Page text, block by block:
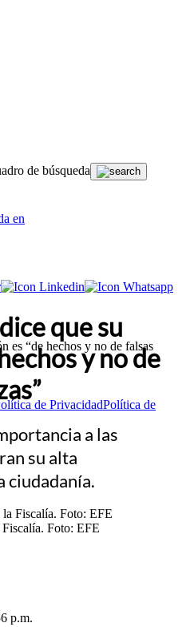
de búsqueda
es “de hechos y no de falsas
de PrivacidadPolítica de
en
que su
y no de
a las
su alta
ciudadanía.
Foto: EFE
p.m.